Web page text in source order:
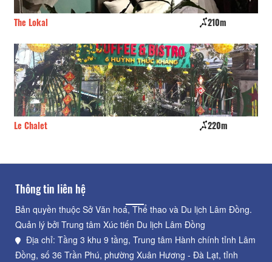
The Lokal 210m
Le Chalet 220m
Thông tin liên hệ
Bản quyền thuộc Sở Văn hoá, Thể thao và Du lịch Lâm Đồng.
Quản lý bởi Trung tâm Xúc tiến Du lịch Lâm Đồng
Địa chỉ: Tầng 3 khu 9 tầng, Trung tâm Hành chính tỉnh Lâm
Đồng, số 36 Trần Phú, phường Xuân Hương - Đà Lạt, tỉnh